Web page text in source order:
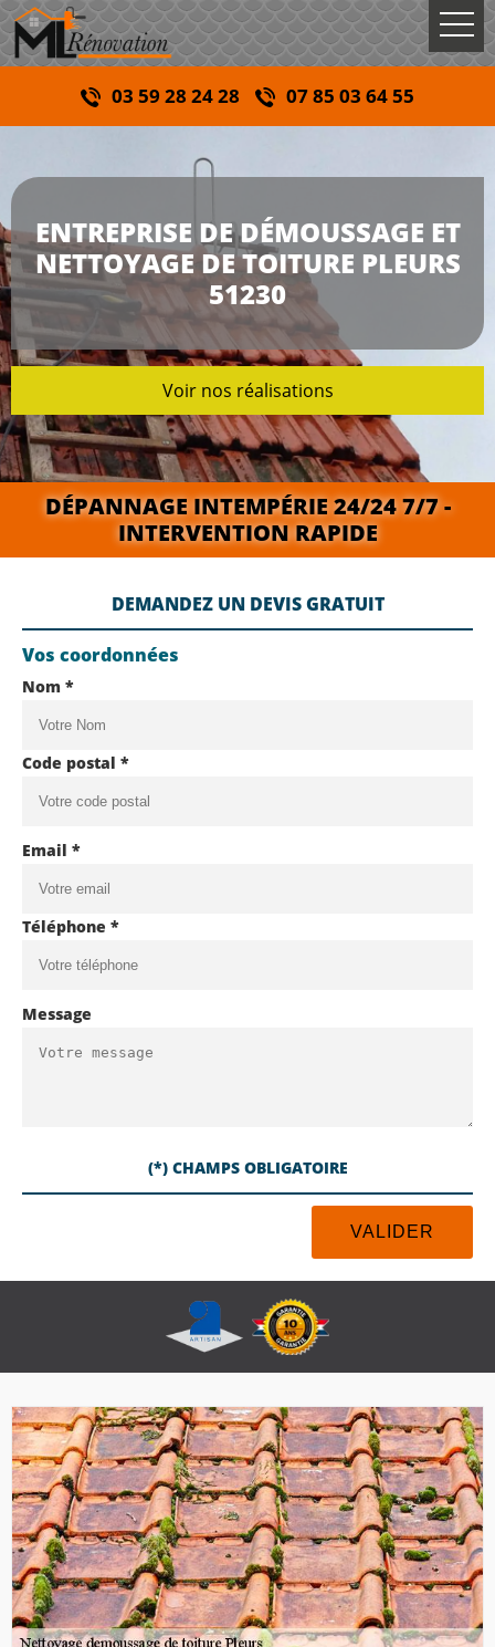
03 59 28 24 28 07 85 03 64 55
ENTREPRISE DE DÉMOUSSAGE ET
NETTOYAGE DE TOITURE PLEURS
51230
Voir nos réalisations
DÉPANNAGE INTEMPÉRIE 24/24 7/7 -
INTERVENTION RAPIDE
DEMANDEZ UN DEVIS GRATUIT
Vos coordonnées
Nom *
Code postal *
Email *
Téléphone *
Message
(*) CHAMPS OBLIGATOIRE